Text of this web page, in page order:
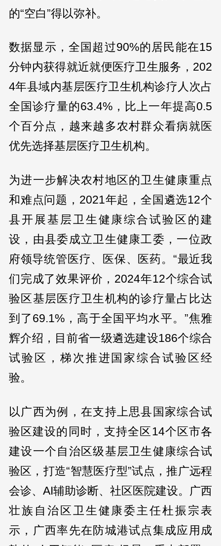
的“空白”得以弥补。
数据显示，全国超过90%的居民能在15
分钟内获得就近就便医疗卫生服务，202
4年县域内基层医疗卫生机构诊疗人次占
全国诊疗量的63.4%，比上一年提高0.5
个百分点，越来越多农村群众看病就医
优先选择基层医疗卫生机构。
为进一步解决农村地区的卫生健康重点
和难点问题，2021年起，全国遴选12个
县开展基层卫生健康综合试验区的建
设，由县委成立卫生健康工委，一位政
府领导统管医疗、医保、医药。“最近我
们完成了效果评价，2024年12个综合试
验区基层医疗卫生机构的诊疗量占比达
到了69.1%，高于全国平均水平。”焦雅
辉介绍，目前省一级遴选建设186个综合
试验区，梯次推进国家综合试验区经
验。
以广西为例，在支持上思县国家综合试
验区建设的同时，支持全区14个区市各
建设一个自治区级基层卫生健康综合试
验区，打造“智慧医疗型”试点，推广远程
会诊、AI辅助诊断、社区医院建设。广西
壮族自治区卫生健康委主任杜振宗表
示，广西率先在防城港试点集成应用成